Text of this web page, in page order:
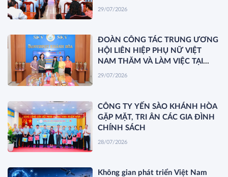
QUYẾT HỘI NGHỊ TRUNG ƯƠNG
29/07/2026
ĐOÀN CÔNG TÁC TRUNG ƯƠNG
HỘI LIÊN HIỆP PHỤ NỮ VIỆT
NAM THĂM VÀ LÀM VIỆC TẠI
YẾN SÀO KHÁNH HÒA
29/07/2026
CÔNG TY YẾN SÀO KHÁNH HÒA
GẶP MẶT, TRI ÂN CÁC GIA ĐÌNH
CHÍNH SÁCH
28/07/2026
Không gian phát triển Việt Nam